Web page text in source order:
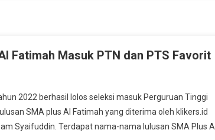
Fatimah Masuk PTN dan PTS Favorit
2022 berhasil lolos seleksi masuk Perguruan Tinggi
SMA plus Al Fatimah yang diterima oleh klikers.id
Syaifuddin. Terdapat nama-nama lulusan SMA Plus Al